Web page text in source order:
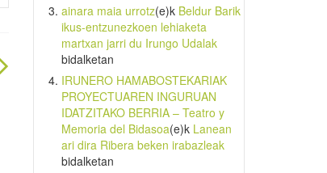
ainara maia urrotz(e)k Beldur Barik
ikus-entzunezkoen lehiaketa
martxan jarri du Irungo Udalak
bidalketan
IRUNERO HAMABOSTEKARIAK
PROYECTUAREN INGURUAN
IDATZITAKO BERRIA – Teatro y
Memoria del Bidasoa(e)k Lanean
ari dira Ribera beken irabazleak
bidalketan